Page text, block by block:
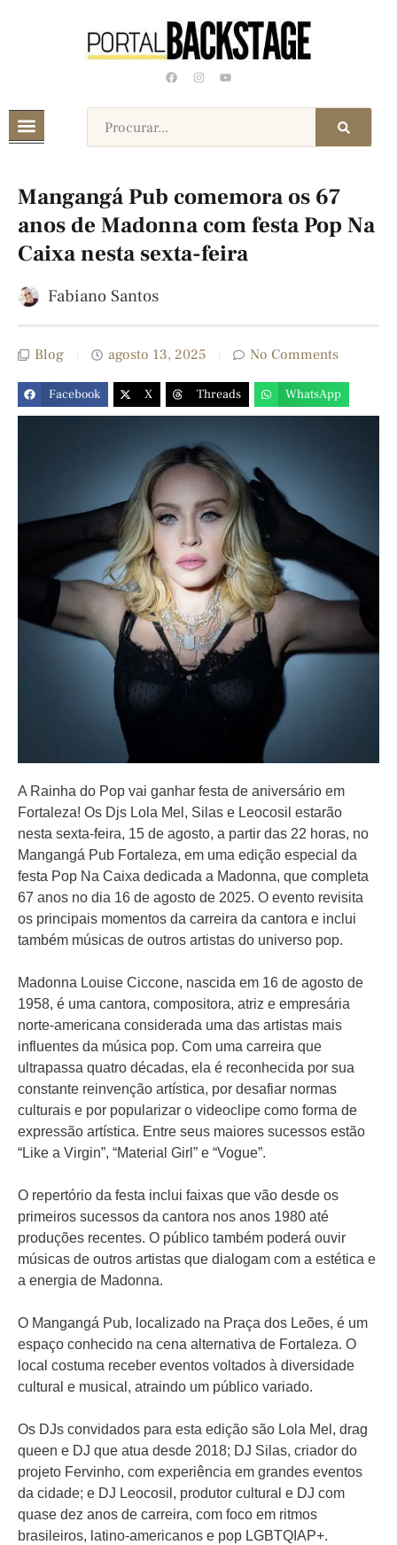
Mangangá Pub comemora os 67
anos de Madonna com festa Pop Na
Caixa nesta sexta-feira
Fabiano Santos
Blog agosto 13, 2025 No Comments
Facebook X Threads WhatsApp
A Rainha do Pop vai ganhar festa de aniversário em
Fortaleza! Os Djs Lola Mel, Silas e Leocosil estarão
nesta sexta-feira, 15 de agosto, a partir das 22 horas, no
Mangangá Pub Fortaleza, em uma edição especial da
festa Pop Na Caixa dedicada a Madonna, que completa
67 anos no dia 16 de agosto de 2025. O evento revisita
os principais momentos da carreira da cantora e inclui
também músicas de outros artistas do universo pop.
Madonna Louise Ciccone, nascida em 16 de agosto de
1958, é uma cantora, compositora, atriz e empresária
norte-americana considerada uma das artistas mais
influentes da música pop. Com uma carreira que
ultrapassa quatro décadas, ela é reconhecida por sua
constante reinvenção artística, por desafiar normas
culturais e por popularizar o videoclipe como forma de
expressão artística. Entre seus maiores sucessos estão
“Like a Virgin”, “Material Girl” e “Vogue”.
O repertório da festa inclui faixas que vão desde os
primeiros sucessos da cantora nos anos 1980 até
produções recentes. O público também poderá ouvir
músicas de outros artistas que dialogam com a estética e
a energia de Madonna.
O Mangangá Pub, localizado na Praça dos Leões, é um
espaço conhecido na cena alternativa de Fortaleza. O
local costuma receber eventos voltados à diversidade
cultural e musical, atraindo um público variado.
Os DJs convidados para esta edição são Lola Mel, drag
queen e DJ que atua desde 2018; DJ Silas, criador do
projeto Fervinho, com experiência em grandes eventos
da cidade; e DJ Leocosil, produtor cultural e DJ com
quase dez anos de carreira, com foco em ritmos
brasileiros, latino-americanos e pop LGBTQIAP+.